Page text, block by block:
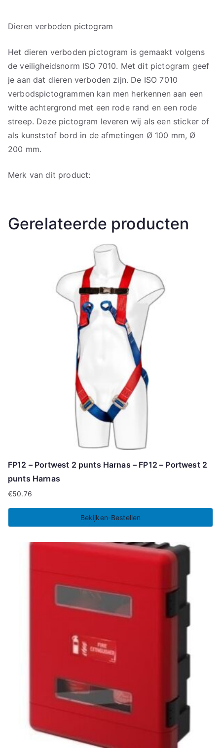
Dieren verboden pictogram
Het dieren verboden pictogram is gemaakt volgens
de veiligheidsnorm ISO 7010. Met dit pictogram geef
je aan dat dieren verboden zijn. De ISO 7010
verbodspictogrammen kan men herkennen aan een
witte achtergrond met een rode rand en een rode
streep. Deze pictogram leveren wij als een sticker of
als kunststof bord in de afmetingen Ø 100 mm, Ø
200 mm.
Merk van dit product:
Gerelateerde producten
FP12 – Portwest 2 punts Harnas – FP12 – Portwest 2
punts Harnas
€50.76
Bekijken-Bestellen